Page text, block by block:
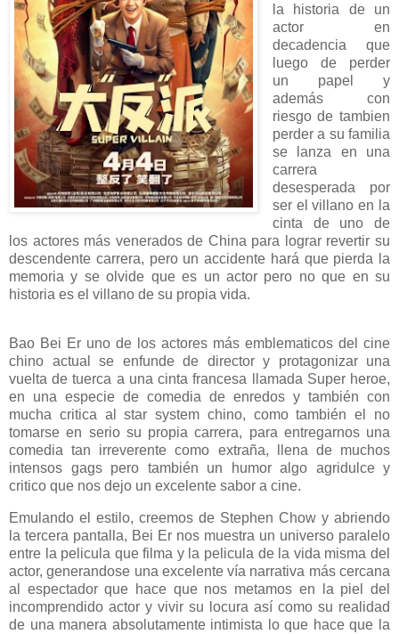
la historia de un
actor en
decadencia que
luego de perder
un papel y
además con
riesgo de tambien
perder a su familia
se lanza en una
carrera
desesperada por
ser el villano en la
cinta de uno de
los actores más venerados de China para lograr revertir su
descendente carrera, pero un accidente hará que pierda la
memoria y se olvide que es un actor pero no que en su
historia es el villano de su propia vida.
Bao Bei Er uno de los actores más emblematicos del cine
chino actual se enfunde de director y protagonizar una
vuelta de tuerca a una cinta francesa llamada Super heroe,
en una especie de comedia de enredos y también con
mucha critica al star system chino, como también el no
tomarse en serio su propia carrera, para entregarnos una
comedia tan irreverente como extraña, llena de muchos
intensos gags pero también un humor algo agridulce y
critico que nos dejo un excelente sabor a cine.
Emulando el estilo, creemos de Stephen Chow y abriendo
la tercera pantalla, Bei Er nos muestra un universo paralelo
entre la pelicula que filma y la pelicula de la vida misma del
actor, generandose una excelente vía narrativa más cercana
al espectador que hace que nos metamos en la piel del
incomprendido actor y vivir su locura así como su realidad
de una manera absolutamente intimista lo que hace que la